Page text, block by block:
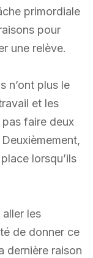
primordiale
pour
une relève.
n’ont plus le
et les
faire deux
lorsqu’ils
les
de donner ce
dernière raison